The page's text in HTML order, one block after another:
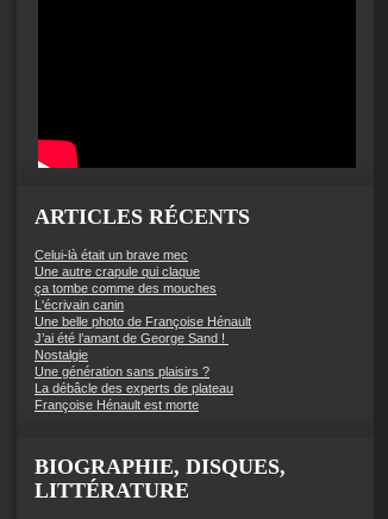
ARTICLES RÉCENTS
Celui-là était un brave mec
Une autre crapule qui claque
ça tombe comme des mouches
L'écrivain canin
Une belle photo de Françoise Hénault
J’ai été l’amant de George Sand !
Nostalgie
Une génération sans plaisirs ?
La débâcle des experts de plateau
Françoise Hénault est morte
BIOGRAPHIE, DISQUES,
LITTÉRATURE